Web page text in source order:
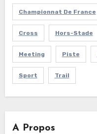
Championnat De France
Cross Hors-Stade
Meeting Piste
Sport Trail
A Propos